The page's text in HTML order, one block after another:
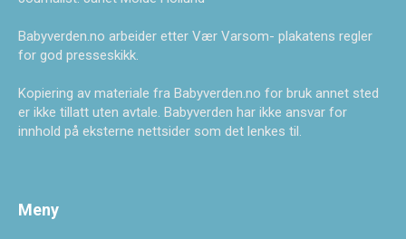
Babyverden.no arbeider etter Vær Varsom- plakatens regler
for god presseskikk.
Kopiering av materiale fra Babyverden.no for bruk annet sted
er ikke tillatt uten avtale. Babyverden har ikke ansvar for
innhold på eksterne nettsider som det lenkes til.
Meny